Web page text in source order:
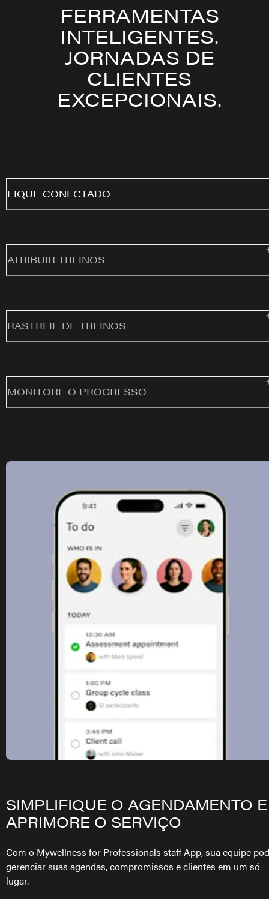
FERRAMENTAS
INTELIGENTES.
JORNADAS DE
CLIENTES
EXCEPCIONAIS.
FIQUE CONECTADO
ATRIBUIR TREINOS
RASTREIE DE TREINOS
MONITORE O PROGRESSO
SIMPLIFIQUE O AGENDAMENTO E
APRIMORE O SERVIÇO
Com o Mywellness for Professionals staff App, sua equipe
gerenciar suas agendas, compromissos e clientes em um só
lugar.